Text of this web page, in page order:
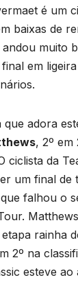
é um
baixas de
muito
em
que adora
, 2º em
ciclista da
um final de
falhou o
rainha
2º na
esteve ao